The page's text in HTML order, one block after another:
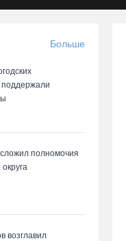
Больше
полномочия
возглавил